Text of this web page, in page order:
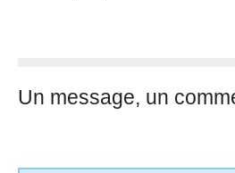
Un message, un